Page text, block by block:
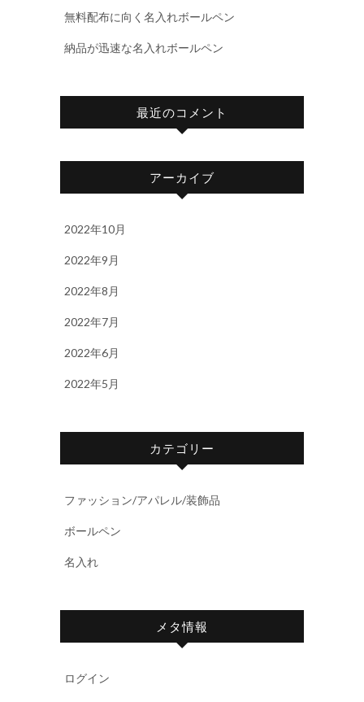
無料配布に向く名入れボールペン
納品が迅速な名入れボールペン
最近のコメント
アーカイブ
2022年10月
2022年9月
2022年8月
2022年7月
2022年6月
2022年5月
カテゴリー
ファッション/アパレル/装飾品
ボールペン
名入れ
メタ情報
ログイン